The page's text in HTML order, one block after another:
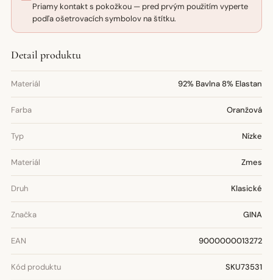
Priamy kontakt s pokožkou — pred prvým použitím vyperte
podľa ošetrovacích symbolov na štítku.
Detail produktu
Materiál 92% Bavlna 8% Elastan
Farba Oranžová
Typ Nízke
Materiál Zmes
Druh Klasické
Značka GINA
EAN 9000000013272
Kód produktu SKU73531